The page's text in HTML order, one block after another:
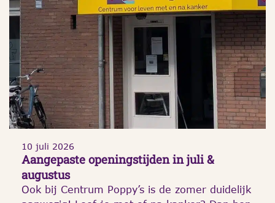
10 juli 2026
Aangepaste openingstijden in juli &
augustus
Ook bij Centrum Poppy’s is de zomer duidelijk